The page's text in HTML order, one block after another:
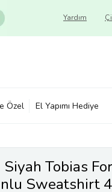
Yardım
Özel El Yapımı Hediye
Tobias
Sweatshirt